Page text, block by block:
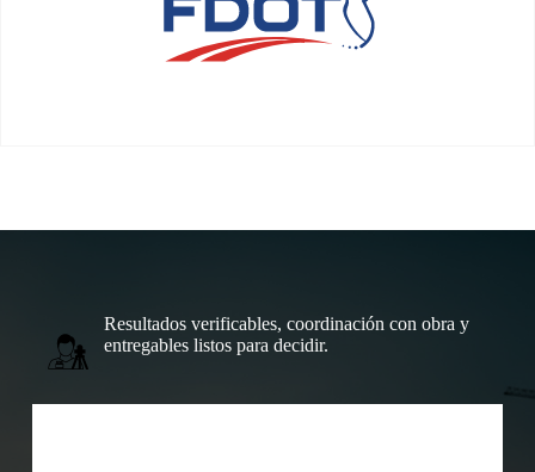
Resultados verificables, coordinación con obra y
entregables listos para decidir.